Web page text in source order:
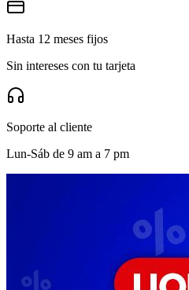
Hasta 12 meses fijos
Sin intereses con tu tarjeta
Soporte al cliente
Lun-Sáb de 9 am a 7 pm